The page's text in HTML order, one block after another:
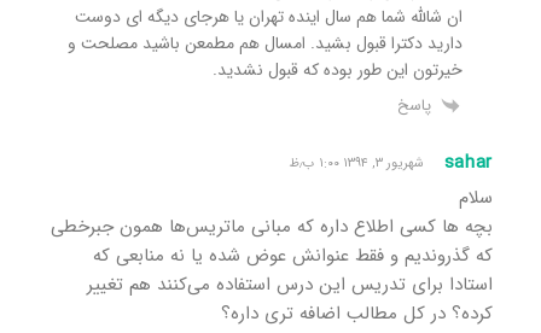
ان شالله شما هم سال اینده تهران یا هرجای دیگه ای دوست
دارید دکترا قبول بشید. امسال هم مطمعن باشید مصلحت و
خیرتون این طور بوده که قبول نشدید.
پاسخ
sahar شهریور ۳, ۱۳۹۴ ۱:۰۰ ب٫ظ
سلام
بچه ها کسی اطلاع داره که مبانی ماتریس‌ها همون جبرخطی
که گذروندیم و فقط عنوانش عوض شده یا نه منابعی که
استادا برای تدریس این درس استفاده می‌کنند هم تغییر
کرده؟ در کل مطالب اضافه تری داره؟